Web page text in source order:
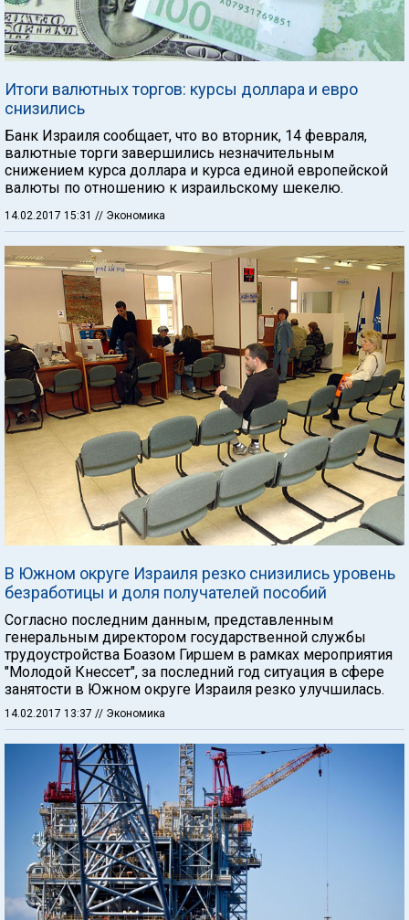
Итоги валютных торгов: курсы доллара и евро
снизились
Банк Израиля сообщает, что во вторник, 14 февраля,
валютные торги завершились незначительным
снижением курса доллара и курса единой европейской
валюты по отношению к израильскому шекелю.
14.02.2017 15:31 // Экономика
В Южном округе Израиля резко снизились уровень
безработицы и доля получателей пособий
Согласно последним данным, представленным
генеральным директором государственной службы
трудоустройства Боазом Гиршем в рамках мероприятия
"Молодой Кнессет", за последний год ситуация в сфере
занятости в Южном округе Израиля резко улучшилась.
14.02.2017 13:37 // Экономика